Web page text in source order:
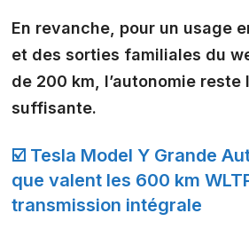
En revanche, pour un usage
et des sorties familiales du
de 200 km, l’autonomie reste
suffisante.
☑️ Tesla Model Y Grande
que valent les 600 km
transmission intégrale